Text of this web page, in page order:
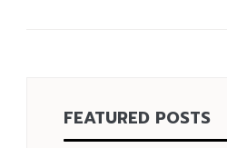
FEATURED POSTS